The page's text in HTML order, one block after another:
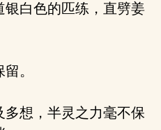
白色的匹练，直劈姜
。
想，半灵之力毫不保